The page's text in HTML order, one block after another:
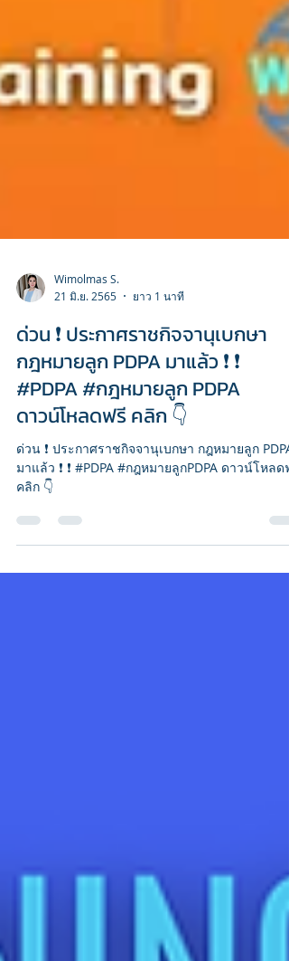
Wimolmas S.
21 มิ.ย. 2565
ยาว 1 นาที
ด่วน ❗️ ประกาศราชกิจจานุเบกษา
กฎหมายลูก PDPA มาแล้ว ❗️ ❗️
#PDPA #กฎหมายลูก PDPA
ดาวน์โหลดฟรี คลิก 👇
ด่วน ❗️ ประกาศราชกิจจานุเบกษา กฎหมายลูก PDPA
มาแล้ว ❗️ ❗️ #PDPA #กฎหมายลูกPDPA ดาวน์โหลดฟ